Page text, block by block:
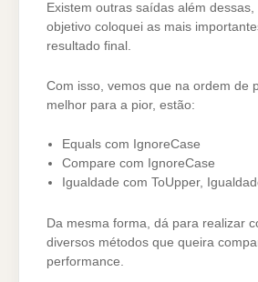
Existem outras saídas além
objetivo coloquei as mais
resultado final.
Com isso, vemos que na ordem de
melhor para a pior, estão:
Equals com IgnoreCase
Compare com IgnoreCase
Igualdade com ToUpper,
Da mesma forma, dá para realizar
diversos métodos que queira
performance.